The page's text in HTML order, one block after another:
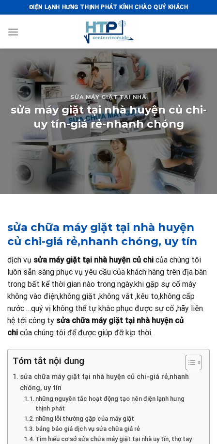
to
content
ĐIỆN LẠNH HƯNG THỊNH PHÁT KÍNH CHÀO QUÝ KHÁCH
SỬA MÁY GIẶT TẠI NHÀ
sửa máy giặt tại nhà huyện củ chi-
uy tín-giá rẻ-nhanh chóng
sửa chữa máy giặt tại nhà huyện
củ chi-giá rẻ,nhanh chóng, uy tín
dịch vụ sửa máy giặt tại nhà huyện củ chi của chúng tôi
luôn sẵn sàng phục vụ yêu cầu của khách hàng trên địa bàn
trong bất kể thời gian nào trong ngày.khi gặp sự cố máy
không vào điện,không giặt ,không vắt ,kêu to,không cấp
nước …quý vị không thể tự khắc phục được sự cố ,hãy liên
hệ tới công ty sửa chữa máy giặt tại nhà huyện củ
chi của chúng tôi để được giúp đỡ kịp thời.
Tóm tắt nội dung
sửa chữa máy giặt tại nhà huyện củ chi-giá rẻ,nhanh
chóng, uy tín
những nguyên tắc hoạt động tạo nên điện lạnh hưng
thịnh phát
những lỗi thường gặp của máy giặt
bảng báo giá dịch vụ sửa chữa giá rẻ
Tìm hiểu cơ sở sửa chữa máy giặt tại nhà uy tín, thợ tay